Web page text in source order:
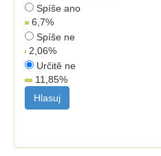
Spíše ano
6,7%
Spíše ne
2,06%
Určitě ne
11,85%